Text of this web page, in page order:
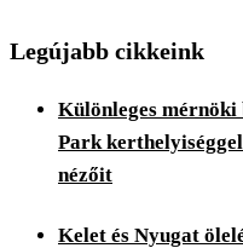
Legújabb cikkeink
Különleges
Park
nézőit
Kelet és Nyugat